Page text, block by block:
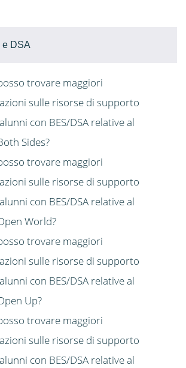
e DSA
trovare maggiori
sulle risorse di supporto
con BES/DSA relative al
Sides?
trovare maggiori
sulle risorse di supporto
con BES/DSA relative al
World?
trovare maggiori
sulle risorse di supporto
con BES/DSA relative al
Up?
trovare maggiori
sulle risorse di supporto
con BES/DSA relative al